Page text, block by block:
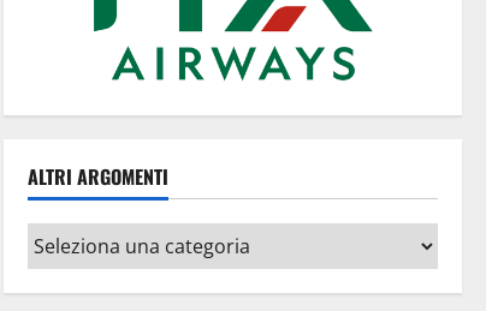
ALTRI ARGOMENTI
Altri
argomenti